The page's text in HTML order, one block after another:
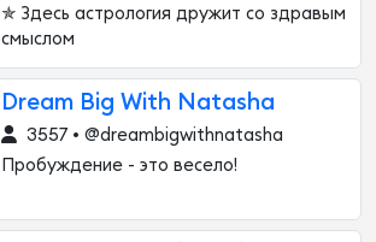
✯ Здесь астрология дружит со здравым
смыслом
Dream Big With Natasha
3557 • @dreambigwithnatasha
Пробуждение - это весело!